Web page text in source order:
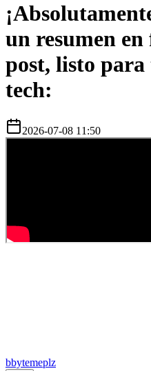
un resumen
post, listo
tech:
2026-07-08 11:50
bbytemeplz